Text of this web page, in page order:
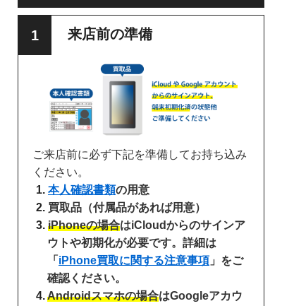
来店前の準備
ご来店前に必ず下記を準備してお持ち込み
ください。
本人確認書類の用意
買取品（付属品があれば用意）
iPhoneの場合はiCloudからのサインア
ウトや初期化が必要です。詳細は
「 iPhone買取に関する注意事項 」をご
確認ください。
Androidスマホの場合はGoogleアカウ